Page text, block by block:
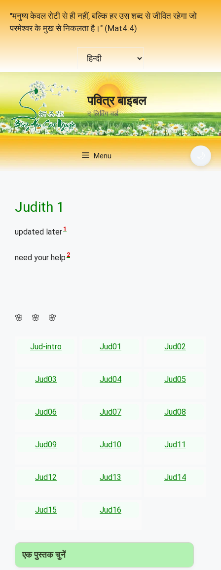
content
"मनुष्य केवल रोटी से ही नहीं, बल्कि हर उस शब्द से जीवित रहेगा जो
परमेश्वर के मुख से निकलता है।" (Mat4:4)
चुनें
पवित्र बाइबल
द लिविंग वर्ड
Menu
Judith 1
updated later 1
need your help 2
🌸 🌸 🌸
Jud-intro Jud01 Jud02
Jud03 Jud04 Jud05
Jud06 Jud07 Jud08
Jud09 Jud10 Jud11
Jud12 Jud13 Jud14
Jud15 Jud16
एक पुस्तक चुनें